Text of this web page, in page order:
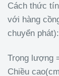
Cách thức
với hàng
chuyển phát):
Trọng lượng
Chiều